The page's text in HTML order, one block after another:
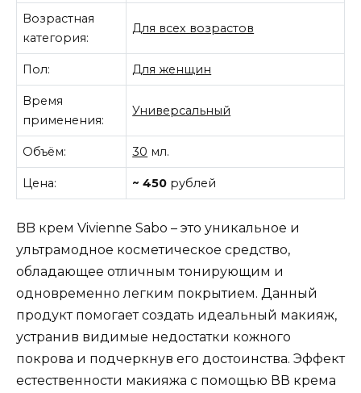
Возрастная
категория:
Для всех возрастов
Пол: Для женщин
Время
применения:
Универсальный
Объём: 30 мл.
Цена: ~ 450 рублей
BB крем Vivienne Sabo – это уникальное и
ультрамодное косметическое средство,
обладающее отличным тонирующим и
одновременно легким покрытием. Данный
продукт помогает создать идеальный макияж,
устранив видимые недостатки кожного
покрова и подчеркнув его достоинства. Эффект
естественности макияжа с помощью ВВ крема